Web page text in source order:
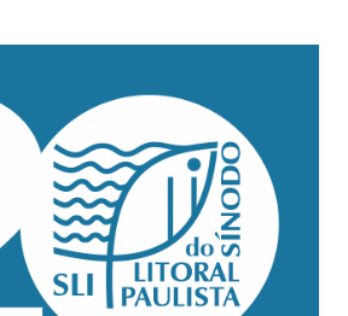
ausência, impedimento ou vacância, o
diretora deverá providenciar a
do membro faltante. Enquanto a
decorrem de um afastamento
resulta de um afastamento definitivo
causas de vacância nas mesas
e sínodos é a divisão